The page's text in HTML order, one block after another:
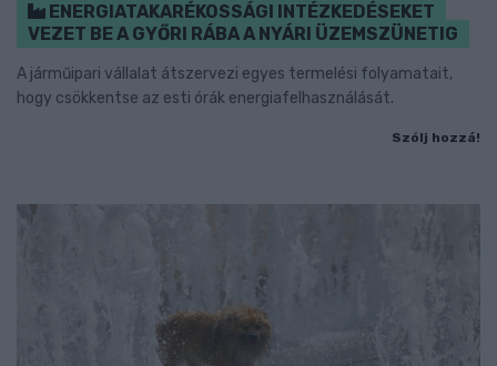
ENERGIATAKARÉKOSSÁGI INTÉZKEDÉSEKET
VEZET BE A GYŐRI RÁBA A NYÁRI ÜZEMSZÜNETIG
A járműipari vállalat átszervezi egyes termelési folyamatait,
hogy csökkentse az esti órák energiafelhasználását.
Szólj hozzá!